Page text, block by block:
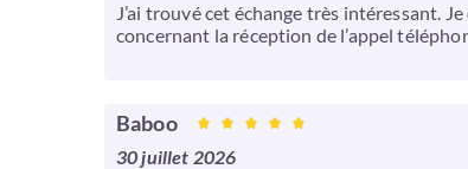
J’ai trouvé cet échange très intéressant.
concernant la réception de l’appel
Baboo
30 juillet 2026